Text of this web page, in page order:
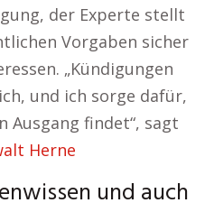
der Experte stellt
Vorgaben sicher
„Kündigungen
und ich sorge dafür,
Ausgang findet“, sagt
Herne
und auch